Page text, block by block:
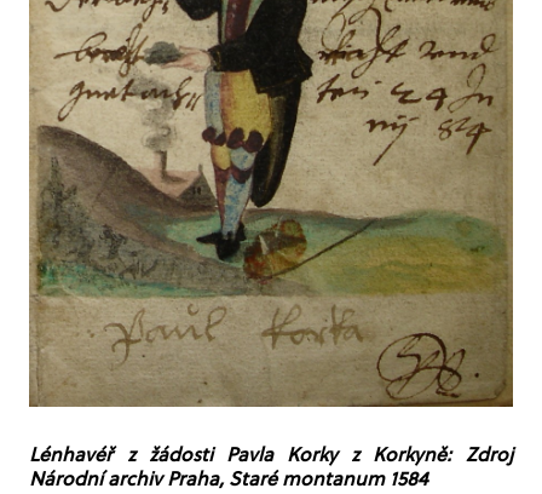
Lénhavéř z žádosti Pavla Korky z Korkyně: Zdroj
Národní archiv Praha, Staré montanum 1584